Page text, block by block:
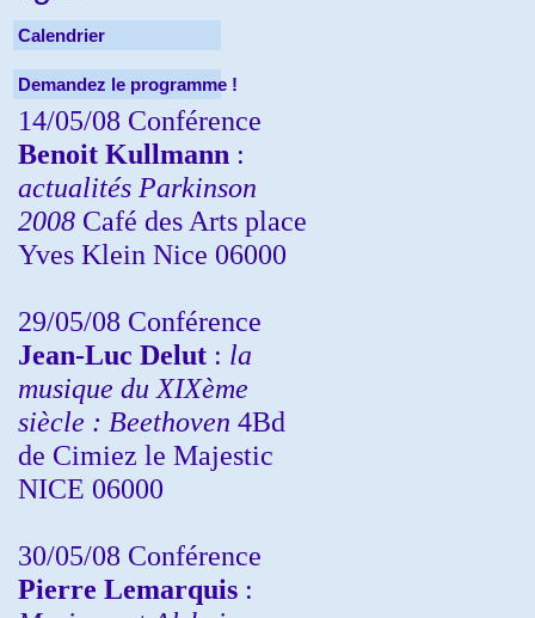
Calendrier
Demandez le programme !
14/05/08 Conférence
Benoit Kullmann :
actualités Parkinson
2008 Café des Arts place
Yves Klein Nice 06000
29/05/08 Conférence
Jean-Luc Delut : la
musique du XIXème
siècle : Beethoven 4Bd
de Cimiez le Majestic
NICE 06000
30/05/08 Conférence
Pierre Lemarquis :